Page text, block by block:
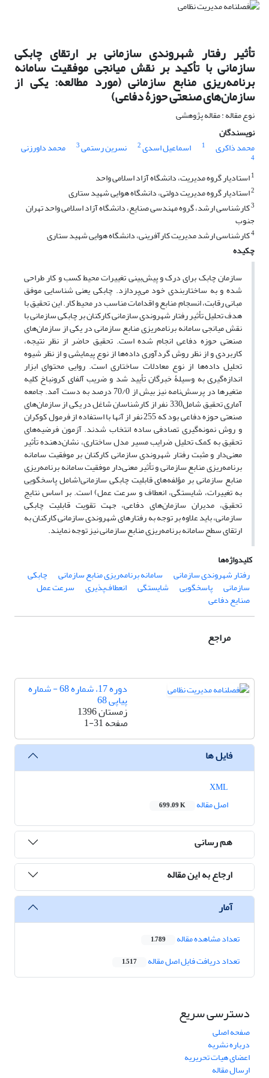
تأثیر رفتار شهروندی سازمانی بر ارتقای چابکی
سازمانی با تأکید بر نقش میانجی موفقیت سامانه
برنامه‌ریزی منابع سازمانی (مورد مطالعه: یکی از
سازمان‌های صنعتی حوزۀ دفاعی)
نوع مقاله : مقاله پژوهشی
نویسندگان
محمد ذاکری
1 اسماعیل اسدی2 نسرین رستمی3 محمد داورزنی
4
1استادیار گروه مدیریت، دانشگاه آزاد اسلامی واحد
2استادیار گروه مدیریت دولتی، دانشگاه هوایی شهید ستاری
3کارشناسی ارشد، گروه مهندسی صنایع، دانشگاه آزاد اسلامی واحد تهران
جنوب
4کارشناسی ارشد مدیریت کارآفرینی، دانشگاه هوایی شهید ستاری
چکیده
سازمان چابک برای درک و پیش‌بینی تغییرات محیط کسب ‌و کار طراحی‌
شده و به ساختاربندی خود می‌پردازد. چابکی یعنی شناسایی موفق
مبانی رقابت، ‌انسجام منابع و اقدامات مناسب در محیط کار.این تحقیق با
هدف تحلیل تأثیر رفتار شهروندی سازمانی کارکنان بر چابکی سازمانی با
نقش میانجی سامانه برنامه‌ریزی منابع سازمانی در یکی از سازمان‌های
صنعتی حوزه دفاعی انجام ‌شده است. تحقیق حاضر از نظر نتیجه،
کاربردی و از نظر روش گردآوری داده‌ها از نوع پیمایشی و از نظر شیوه
تحلیل داده‌ها از نوع معادلات ساختاری است. روایی محتوای ابزار
اندازه‌گیری به وسیلۀ خبرگان تأیید شد و ضریب آلفای کرونباخ کلیه
متغیرها در پرسش‌نامه نیز بیش از 70/0 درصد به دست آمد. جامعه
آماری تحقیق شامل 330 نفر از کارشناسان شاغل در یکی از سازمان‌های
صنعتی حوزه دفاعی بود که 255 نفر از آنها با استفاده از فرمول کوکران
و روش نمونه‌گیری تصادفی ساده انتخاب شدند. آزمون فرضیه‌های
تحقیق به کمک تحلیل ضرایب مسیر مدل ساختاری، نشان‌دهنده تأثیر
معنی‌دار و مثبت رفتار شهروندی سازمانی کارکنان بر موفقیت سامانه
برنامه‌ریزی منابع سازمانی و تأثیر معنی‌دار موفقیت سامانه برنامه‌ریزی
منابع سازمانی بر مؤلفه‌های قابلیت چابکی سازمانی(شامل پاسخگویی
به تغییرات، شایستگی، انعطاف و سرعت عمل) است. بر اساس نتایج
تحقیق، مدیران سازمان‌های دفاعی، جهت تقویت قابلیت چابکی
سازمانی، باید علاوه بر توجه به رفتارهای شهروندی سازمانی کارکنان به
ارتقای سطح سامانه برنامه‌ریزی منابع سازمانی نیز توجه نمایند.
کلیدواژه‌ها
رفتار شهروندی سازمانی
سامانه برنامه‌ریزی منابع سازمانی چابکی
سازمانی پاسخگویی شایستگی انعطاف‌پذیری سرعت عمل
صنایع دفاعی
مراجع
دوره 17، شماره 68 - شماره
پیاپی 68
زمستان 1396
صفحه1-31
فایل ها
اصل مقاله
699.09 K
هم رسانی
ارجاع به این مقاله
آمار
تعداد مشاهده مقاله 1,789
تعداد دریافت فایل اصل مقاله 1,517
دسترسی سریع
صفحه اصلی
درباره نشریه
اعضای هیات تحریریه
ارسال مقاله